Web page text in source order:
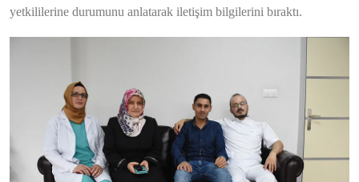
yetkililerine durumunu anlatarak iletişim bilgilerini bıraktı.